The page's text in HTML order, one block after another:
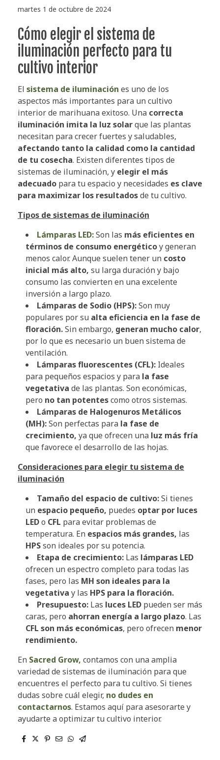
martes 1 de octubre de 2024
Cómo elegir el sistema de
iluminación perfecto para tu
cultivo interior
El sistema de iluminación es uno de los
aspectos más importantes para un cultivo
interior de marihuana exitoso. Una correcta
iluminación imita la luz solarque las plantas
necesitan para crecer fuertes y saludables,
afectando tanto la calidad como la cantidad
de tu cosecha. Existen diferentes tipos de
sistemas de iluminación, y elegir el más
adecuado para tu espacio y necesidades es clave
para maximizar los resultadosde tu cultivo.
Tipos de sistemas de iluminación
Lámparas LED:Son las más eficientes en
términos de consumo energéticoy generan
menos calor. Aunque suelen tener un costo
inicial más alto, su larga duración y bajo
consumo las convierten en una excelente
inversión a largo plazo.
Lámparas de Sodio (HPS):Son muy
populares por su alta eficiencia en la fase de
floración.Sin embargo, generan mucho calor,
por lo que es necesario un buen sistema de
ventilación.
Lámparas fluorescentes (CFL): Ideales
para pequeños espacios y para la fase
vegetativa de las plantas. Son económicas,
pero no tan potentescomo otros sistemas.
Lámparas de Halogenuros Metálicos
(MH):Son perfectas para la fase de
crecimiento, ya que ofrecen una luz más fría
que favorece el desarrollo de las hojas.
Consideraciones para elegir tu sistema de
iluminación
Tamaño del espacio de cultivo:Si tienes
un espacio pequeño, puedes optar por luces
LEDo CFL para evitar problemas de
temperatura. En espacios más grandes, las
HPSson ideales por su potencia.
Etapa de crecimiento: Las lámparas LED
ofrecen un espectro completo para todas las
fases, pero las MH son ideales para la
vegetativa y las HPS para la floración.
Presupuesto: Las luces LED pueden ser más
caras, pero ahorran energía a largo plazo. Las
CFL son más económicas, pero ofrecen menor
rendimiento.
En Sacred Grow, contamos con una amplia
variedad de sistemas de iluminación para que
encuentres el perfecto para tu cultivo. Si tienes
dudas sobre cuál elegir, no dudes en
contactarnos. Estamos aquí para asesorarte y
ayudarte a optimizar tu cultivo interior.